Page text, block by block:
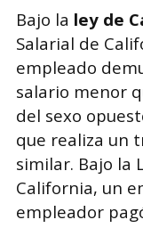
Bajo la ley de
Salarial de
empleado
salario menor
del sexo
que realiza un
similar. Bajo la
California, un
empleador